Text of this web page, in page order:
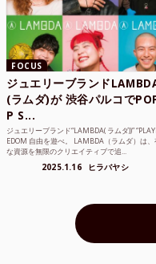
FOCUS
ジュエリーブランド
(ラムダ)が 渋谷パルコで
P S...
ジュエリーブランド“LAMBDA( ラムダ))”
EDOM 自由を遊べ。 LAMBDA（ラムダ）は、
な資源を無限のクリエイティブで追...
2025.1.16 ヒラバヤシ